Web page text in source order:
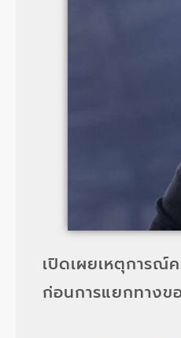
เปิดเผยเหตุการณ์
ก่อนการแยกทางข